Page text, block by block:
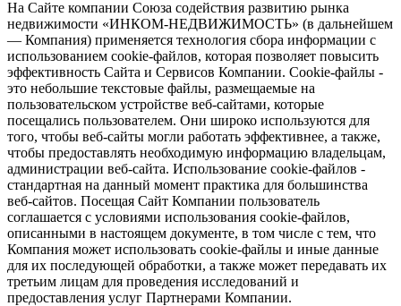
На Сайте компании Союза содействия развитию рынка
недвижимости «ИНКОМ-НЕДВИЖИМОСТЬ» (в дальнейшем
— Компания) применяется технология сбора информации с
использованием cookie-файлов, которая позволяет повысить
эффективность Сайта и Сервисов Компании. Сookie-файлы -
это небольшие текстовые файлы, размещаемые на
пользовательском устройстве веб-сайтами, которые
посещались пользователем. Они широко используются для
того, чтобы веб-сайты могли работать эффективнее, а также,
чтобы предоставлять необходимую информацию владельцам,
администрации веб-сайта. Использование cookie-файлов -
стандартная на данный момент практика для большинства
веб-сайтов. Посещая Сайт Компании пользователь
соглашается с условиями использования cookie-файлов,
описанными в настоящем документе, в том числе с тем, что
Компания может использовать cookie-файлы и иные данные
для их последующей обработки, а также может передавать их
третьим лицам для проведения исследований и
предоставления услуг Партнерами Компании.